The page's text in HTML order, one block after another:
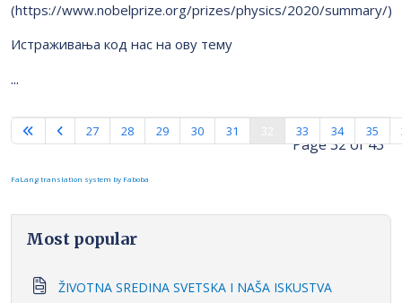
(https://www.nobelprize.org/prizes/physics/2020/summary/)
Истраживања код нас на ову тему
...
Page 32 of 43
27 28 29 30 31 33 34 35
FaLang translation system by Faboba
Most popular
ŽIVOTNA SREDINA SVETSKA I NAŠA ISKUSTVA